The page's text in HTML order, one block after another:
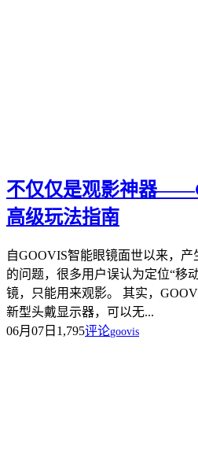
不仅仅是观影神器
高级玩法指南
自GOOVIS智能眼镜面世以来，
的问题，很多用户误认为定位“移
镜，只能用来观影。 其实，
新型头戴显示器，可以无...
06月07日 1,795评论goovis